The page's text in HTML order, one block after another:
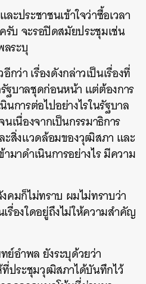
ะประชาชนเข้าใจว่าซื้อเวลา
รับ จะรอปิดสมัยประชุมเช่น
ระบุ
ว่า เรื่องดังกล่าวเป็นเรื่องที่
ฐบาลชุดก่อนหน้า แต่ต้องการ
นการต่อไปอย่างไรในรัฐบาล
เนื่องจากเป็นกรรมาธิการ
ะสิ่งแวดล้อมของวุฒิสภา และ
มาดำเนินการอย่างไร มีความ
คมก็ไม่ทราบ ผมไม่ทราบว่า
รื่องใดอยู่ถึงไม่ให้ความสำคัญ
อำพล ยังระบุด้วยว่า
ที่ประชุมวุฒิสภาได้บันทึกไว้